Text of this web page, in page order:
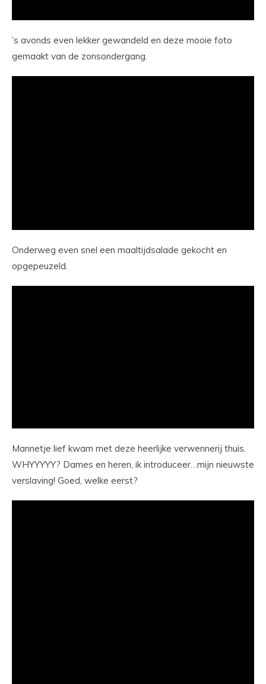
’s avonds even lekker gewandeld en deze mooie foto
gemaakt van de zonsondergang.
Onderweg even snel een maaltijdsalade gekocht en
opgepeuzeld.
Mannetje lief kwam met deze heerlijke verwennerij thuis.
WHYYYYY? Dames en heren, ik introduceer…mijn nieuwste
verslaving! Goed, welke eerst?